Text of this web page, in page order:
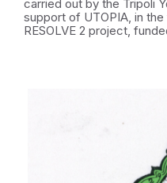
carried out by the Tripoli
support of UTOPIA, in
RESOLVE 2 project,